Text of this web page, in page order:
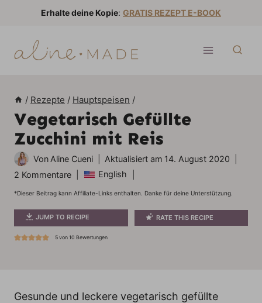
Erhalte deine Kopie: GRATIS REZEPT E-BOOK
/ Rezepte / Hauptspeisen /
Vegetarisch Gefüllte
Zucchini mit Reis
Von Aline Cueni Aktualisiert am 14. August 2020
2 Kommentare
English
*Dieser Beitrag kann Affiliate-Links enthalten. Danke für deine Unterstützung.
JUMP TO RECIPE RATE THIS RECIPE
5von10 Bewertungen
Gesunde und leckere vegetarisch gefüllte